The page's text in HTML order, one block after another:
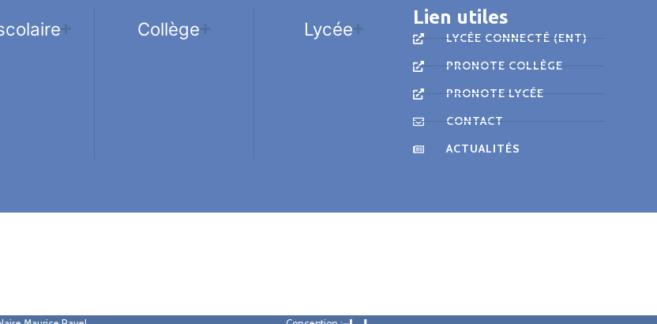
Collège Lycée
Lien utiles
LYCÉE CONNECTÉ (ENT)
PRONOTE COLLÈGE
PRONOTE LYCÉE
CONTACT
ACTUALITÉS